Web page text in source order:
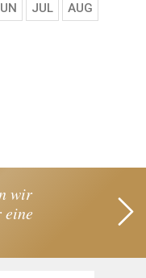
JUL
AUG
wir
eine